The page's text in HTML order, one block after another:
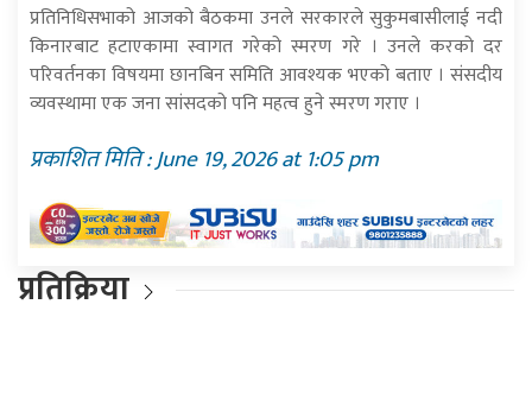
प्रतिनिधिसभाको आजको बैठकमा उनले सरकारले सुकुमबासीलाई नदी
किनारबाट हटाएकामा स्वागत गरेको स्मरण गरे । उनले करको दर
परिवर्तनका विषयमा छानबिन समिति आवश्यक भएको बताए । संसदीय
व्यवस्थामा एक जना सांसदको पनि महत्व हुने स्मरण गराए ।
प्रकाशित मिति : June 19, 2026 at 1:05 pm
प्रतिक्रिया